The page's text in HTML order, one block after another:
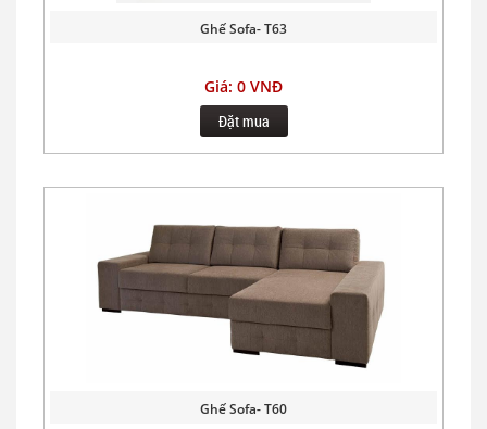
Ghế Sofa- T63
Giá: 0 VNĐ
Đặt mua
Ghế Sofa- T60